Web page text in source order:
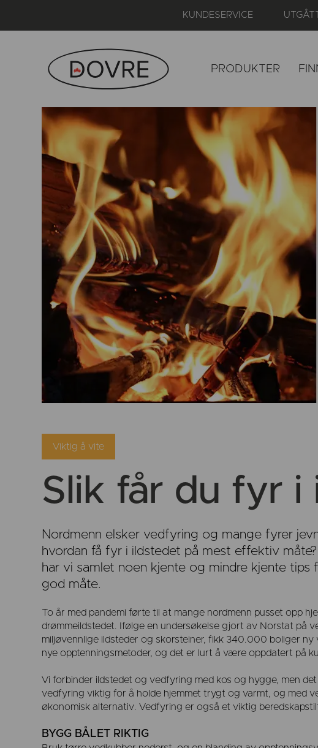
KUNDESERVICE
PRODUKTER
Viktig å vite
Slik får du fyr i
Nordmenn elsker vedfyring og mange fyrer
hvordan få fyr i ildstedet på mest effektiv
har vi samlet noen kjente og mindre kjente
god måte.
To år med pandemi førte til at mange nordmenn pusset opp
drømmeildstedet. Ifølge en undersøkelse gjort av Norstat på
miljøvennlige ildsteder og skorsteiner, fikk 340.000 boliger
nye opptenningsmetoder, og det er lurt å være oppdatert på
Vi forbinder ildstedet og vedfyring med kos og hygge, men
vedfyring viktig for å holde hjemmet trygt og varmt, og med
økonomisk alternativ. Vedfyring er også et viktig
BYGG BÅLET RIKTIG